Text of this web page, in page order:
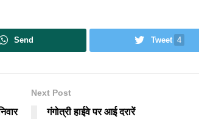
Send Tweet 4
Next Post
गंगोत्री हाईवे पर आई दरारें